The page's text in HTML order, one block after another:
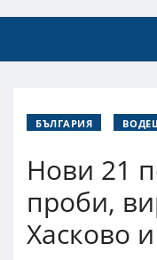
БЪЛГАРИЯ
Нови 21
проби,
Хасково